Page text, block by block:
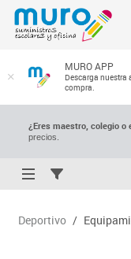
MURO APP
Descarga nuestra
compra.
¿Eres maestro, colegio o
precios.
Deportivo /